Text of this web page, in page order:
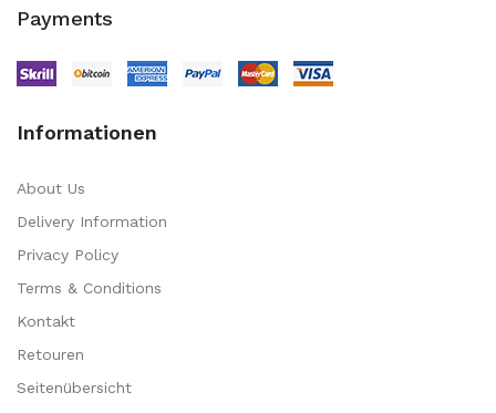
Payments
Informationen
About Us
Delivery Information
Privacy Policy
Terms & Conditions
Kontakt
Retouren
Seitenübersicht